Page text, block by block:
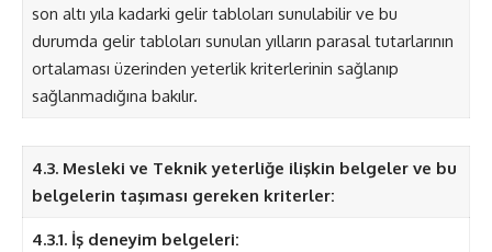
son altı yıla kadarki gelir tabloları sunulabilir ve bu
durumda gelir tabloları sunulan yılların parasal tutarlarının
ortalaması üzerinden yeterlik kriterlerinin sağlanıp
sağlanmadığına bakılır.
4.3. Mesleki ve Teknik yeterliğe ilişkin belgeler ve bu
belgelerin taşıması gereken kriterler:
4.3.1. İş deneyim belgeleri: